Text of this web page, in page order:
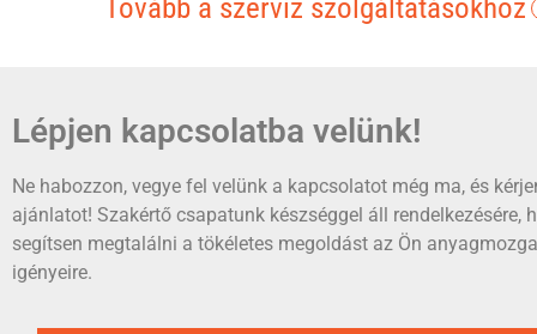
Tovább a szerviz szolgáltatásokhoz
Lépjen kapcsolatba velünk!
Ne habozzon, vegye fel velünk a kapcsolatot még ma, és
ajánlatot! Szakértő csapatunk készséggel áll rendelkezésére,
segítsen megtalálni a tökéletes megoldást az Ön
igényeire.